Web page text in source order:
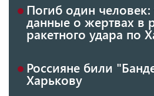
Погиб один
данные о жертвах в
ракетного удара по
Россияне били
Харькову